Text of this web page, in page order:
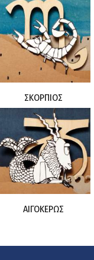
ΣΚΟΡΠΙΟΣ
ΑΙΓΟΚΕΡΩΣ